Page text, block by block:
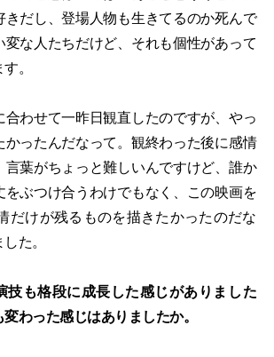
きだし、登場人物も生きてるのか死んで
変な人たちだけど、それも個性があって
。
合わせて一昨日観直したのですが、やっ
かったんだなって。観終わった後に感情
言葉がちょっと難しいんですけど、誰か
をぶつけ合うわけでもなく、この映画を
だけが残るものを描きたかったのだな
た。
技も格段に成長した感じがありました
わった感じはありましたか。